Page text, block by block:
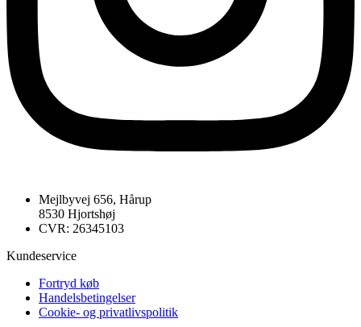
Mejlbyvej 656, Hårup
8530 Hjortshøj
CVR: 26345103
Kundeservice
Fortryd køb
Handelsbetingelser
Cookie- og privatlivspolitik